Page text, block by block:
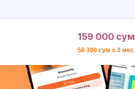
159 000 сум
58 300 сум x 3 мес